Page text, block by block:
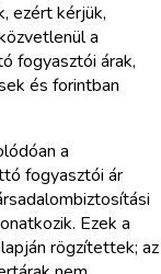
ezért kérjük,
a
fogyasztói árak,
és forintban
a
fogyasztói ár
Ezek a
rögzítettek; az